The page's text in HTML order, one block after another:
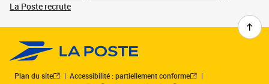
La Poste recrute
Plan du site
Accessibilité : partiellement conforme